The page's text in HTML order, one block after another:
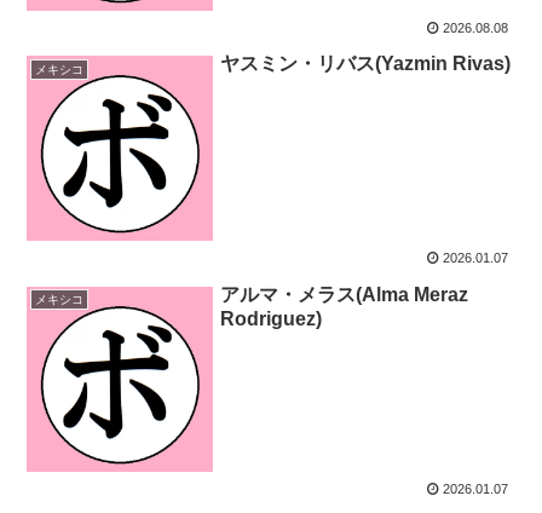
2026.08.08
メキシコ ヤスミン・リバス(Yazmin Rivas)
2026.01.07
メキシコ
アルマ・メラス(Alma Meraz
Rodriguez)
2026.01.07